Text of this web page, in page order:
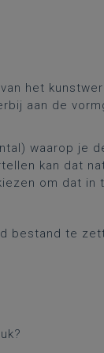
het
aan de
waarop je
kan dat
om dat in
bestand te